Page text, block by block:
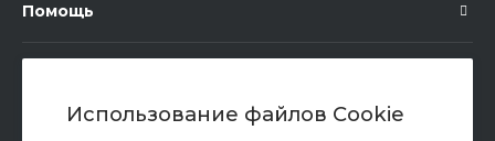
Использование файлов Cookie
Помощь